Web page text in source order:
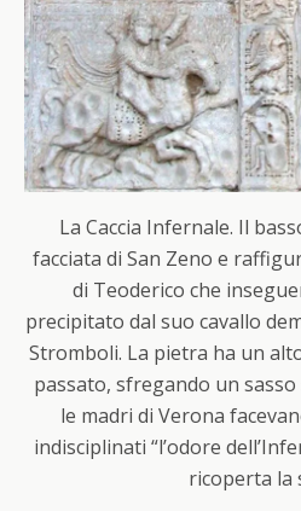
La Caccia Infernale. Il
facciata di San Zeno e
di Teoderico che
precipitato dal suo cavallo
Stromboli. La pietra ha un
passato, sfregando un
le madri di Verona
indisciplinati “l’odore
ricoperta la